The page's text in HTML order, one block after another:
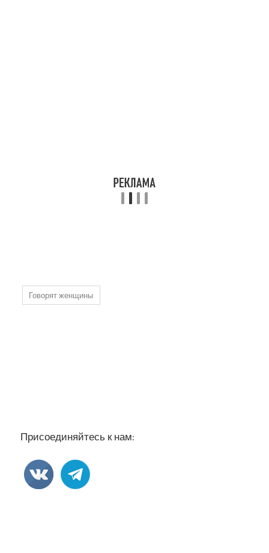
Говорят женщины
Присоединяйтесь к нам: